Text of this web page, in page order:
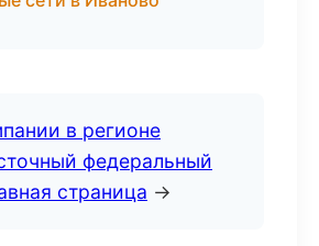
в регионе
федеральный
страница →